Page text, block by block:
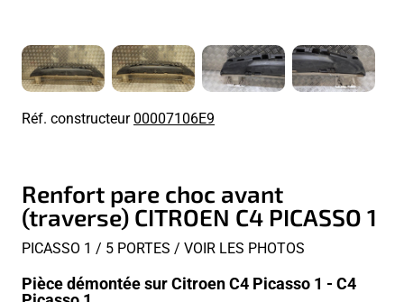
Réf. constructeur00007106E9
Renfort pare choc avant
(traverse) CITROEN C4 PICASSO 1
PICASSO 1 / 5 PORTES / VOIR LES PHOTOS
Pièce démontée sur Citroen C4 Picasso 1 - C4